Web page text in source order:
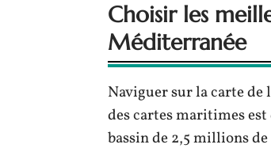
Choisir les
Méditerranée
Naviguer sur la carte
des cartes maritimes
bassin de 2,5 millions